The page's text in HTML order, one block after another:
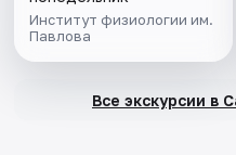
Институт физиологии им.
Павлова
Все экскурсии в